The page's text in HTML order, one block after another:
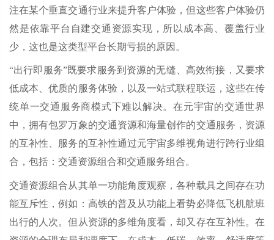
注在某个垂直交通行业来提升客户体验，但这些客户体验仍
然是依靠平台自建交通资源实现，所以成本高、覆盖行业
少，这也是这类型平台长期亏损的原因。
“出行即服务”既要求服务到资源的无缝、高效衔接，又要求
低成本、优质的服务体验，以及一站式联程联运，这些在传
统单一交通服务商模式下难以解决。在元宇宙的交通世界
中，拥有包罗万象的交通资源和海量创作的交通服务，资源
的互补性、服务的互补性通过元宇宙多维视角进行跨行业组
合，包括：交通资源组合和交通服务组合。
交通资源组合从其单一功能角度观察，各种载具之间存在功
能互斥性，例如：高铁的普及从功能上看势必降低飞机航班
出行的人次。但从资源的多维角度看，却又存在互补性。在